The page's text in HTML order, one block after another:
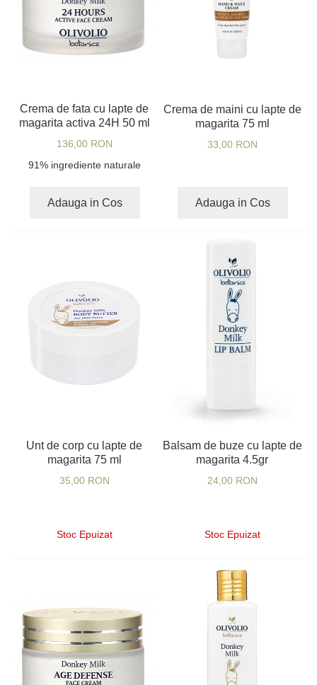
Crema de fata cu lapte de
magarita activa 24H 50 ml
136,00 RON
91% ingrediente naturale
Adauga in Cos
Crema de maini cu lapte de
magarita 75 ml
33,00 RON
Adauga in Cos
Unt de corp cu lapte de
magarita 75 ml
35,00 RON
Stoc Epuizat
Balsam de buze cu lapte de
magarita 4.5gr
24,00 RON
Stoc Epuizat